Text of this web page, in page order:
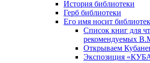
История библиотеки
Герб библиотеки
Его имя носит
Список книг для
рекомендуемых
Открываем
Экспозиция